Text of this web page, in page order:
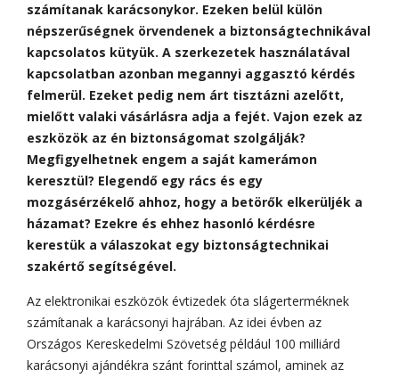
számítanak karácsonykor. Ezeken belül külön
népszerűségnek örvendenek a biztonságtechnikával
kapcsolatos kütyük. A szerkezetek használatával
kapcsolatban azonban megannyi aggasztó kérdés
felmerül. Ezeket pedig nem árt tisztázni azelőtt,
mielőtt valaki vásárlásra adja a fejét. Vajon ezek az
eszközök az én biztonságomat szolgálják?
Megfigyelhetnek engem a saját kamerámon
keresztül? Elegendő egy rács és egy
mozgásérzékelő ahhoz, hogy a betörők elkerüljék a
házamat? Ezekre és ehhez hasonló kérdésre
kerestük a válaszokat egy biztonságtechnikai
szakértő segítségével.
Az elektronikai eszközök évtizedek óta slágerterméknek
számítanak a karácsonyi hajrában. Az idei évben az
Országos Kereskedelmi Szövetség például 100 milliárd
karácsonyi ajándékra szánt forinttal számol, aminek az